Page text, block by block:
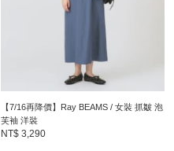
【7/16再降價】Ray BEAMS / 女裝 抓皺 泡
芙袖 洋裝
NT$ 3,290